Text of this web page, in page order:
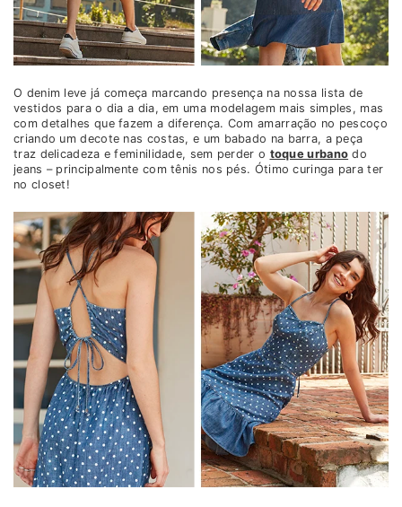
O denim leve já começa marcando presença na nossa lista de
vestidos para o dia a dia, em uma modelagem mais simples, mas
com detalhes que fazem a diferença. Com amarração no pescoço
criando um decote nas costas, e um babado na barra, a peça
traz delicadeza e feminilidade, sem perder o toque urbano do
jeans – principalmente com tênis nos pés. Ótimo curinga para ter
no closet!